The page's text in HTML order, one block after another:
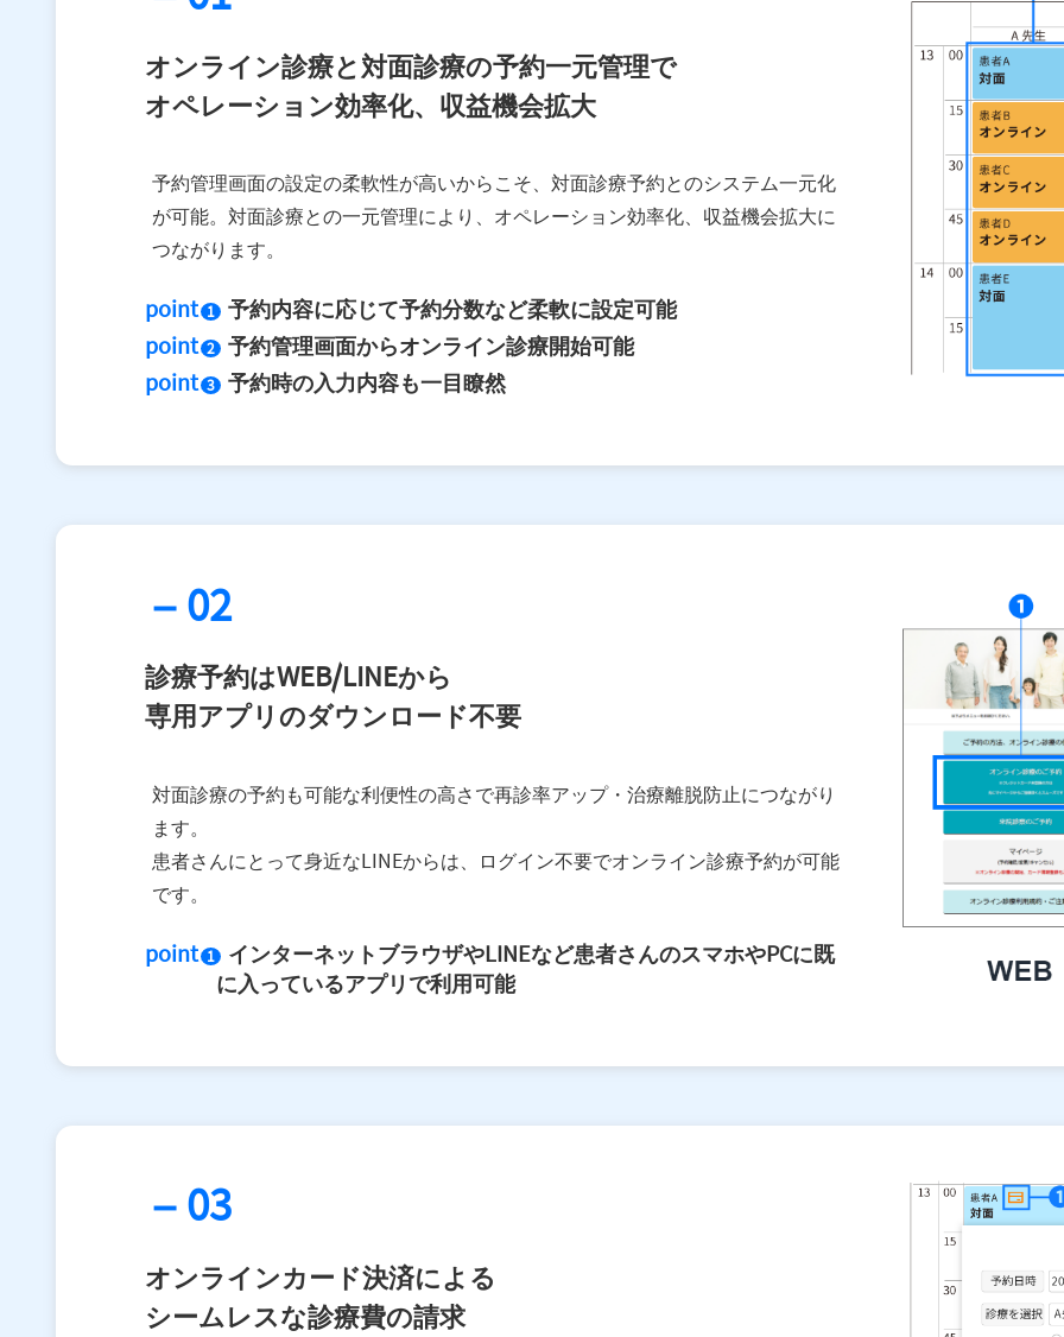
オンライン診療と対面診療の予約一元管理で
オペレーション効率化、収益機会拡大
予約管理画面の設定の柔軟性が高いからこそ、対面診療予約とのシステム一元化
が可能。対面診療との一元管理により、オペレーション効率化、収益機会拡大に
つながります。
point 1
予約内容に応じて予約分数など柔軟に設定可能
point 2
予約管理画面からオンライン診療開始可能
point 3 予約時の入力内容も一目瞭然
– 02
診療予約はWEB/LINEから
専用アプリのダウンロード不要
対面診療の予約も可能な利便性の高さで再診率アップ・治療離脱防止につながり
ます。
患者さんにとって身近なLINEからは、ログイン不要でオンライン診療予約が可能
です。
point 1
インターネットブラウザやLINEなど患者さんのスマホやPCに既
に入っているアプリで利用可能
– 03
オンラインカード決済による
シームレスな診療費の請求